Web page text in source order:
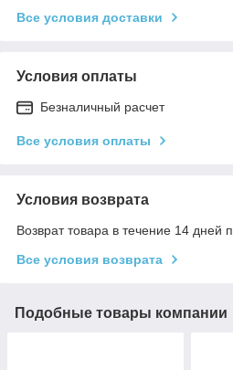
Все условия доставки
Условия оплаты
Безналичный расчет
Все условия оплаты
Условия возврата
Возврат товара в течение 14 дней
Все условия возврата
Подобные товары компании